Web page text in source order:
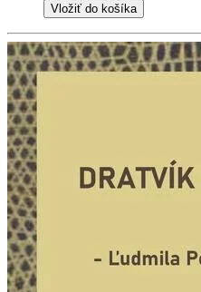
Vložiť do košíka